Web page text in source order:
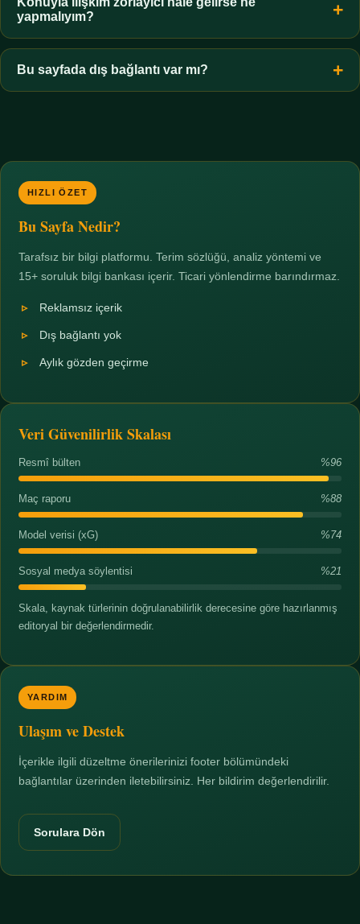
zorunluluktur.
yapmalıyım?
Zaman sınırı koyun, harcadığınız süreyi ölçün ve gerekirse
profesyonel destek alın. Türkiye'de ücretsiz danışma hatları
mevcuttur; yardım istemek güçlü bir adımdır.
Bu sayfada dış bağlantı var mı?
HIZLI ÖZET
Bu Sayfa Nedir?
Tarafsız bir bilgi platformu. Terim sözlüğü, analiz yöntemi ve
15+ soruluk bilgi bankası içerir. Ticari yönlendirme barındırmaz.
Reklamsız içerik
Dış bağlantı yok
Aylık gözden geçirme
Veri Güvenilirlik Skalası
Resmî bülten %96
Maç raporu %88
Model verisi (xG) %74
Sosyal medya söylentisi %21
Skala, kaynak türlerinin doğrulanabilirlik derecesine göre hazırlanmış
editoryal bir değerlendirmedir.
YARDIM
Ulaşım ve Destek
İçerikle ilgili düzeltme önerilerinizi footer bölümündeki
bağlantılar üzerinden iletebilirsiniz. Her bildirim değerlendirilir.
Sorulara Dön